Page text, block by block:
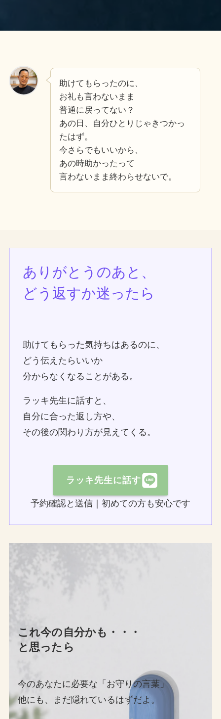
助けてもらったのに、
お礼も言わないまま
普通に戻ってない？
あの日、自分ひとりじゃきつかっ
たはず。
今さらでもいいから、
あの時助かったって
言わないまま終わらせないで。
ありがとうのあと、
どう返すか迷ったら
助けてもらった気持ちはあるのに、
どう伝えたらいいか
分からなくなることがある。
ラッキ先生に話すと、
自分に合った返し方や、
その後の関わり方が見えてくる。
ラッキ先生に話す
予約確認と送信｜初めての方も安心です
これ今の自分かも・・・
と思ったら
今のあなたに必要な「お守りの言葉」
他にも、まだ隠れているはずだよ。